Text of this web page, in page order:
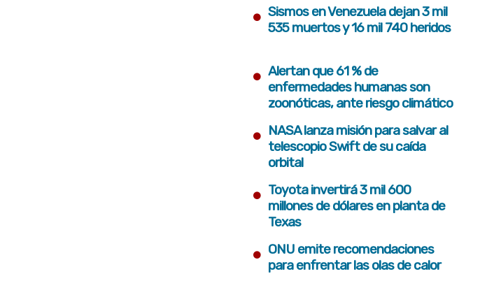
• Sismos en Venezuela dejan 3 mil
535 muertos y 16 mil 740 heridos
• Alertan que 61 % de
enfermedades humanas son
zoonóticas, ante riesgo climático
• NASA lanza misión para salvar al
telescopio Swift de su caída
orbital
• Toyota invertirá 3 mil 600
millones de dólares en planta de
Texas
• ONU emite recomendaciones
para enfrentar las olas de calor